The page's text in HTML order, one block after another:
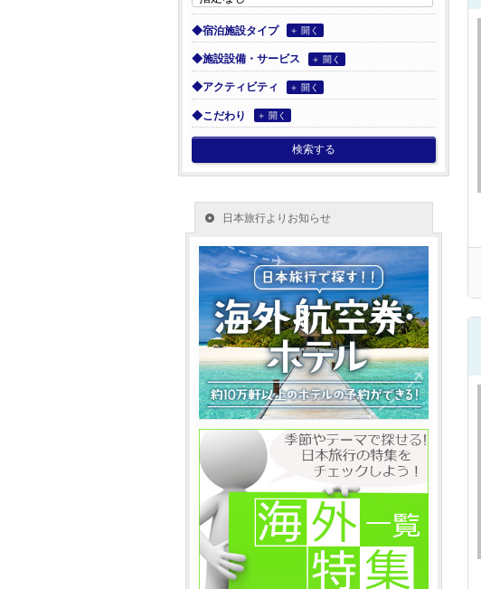
◆宿泊施設タイプ ＋ 開く
◆施設設備・サービス ＋ 開く
◆アクティビティ ＋ 開く
◆こだわり ＋ 開く
検索する